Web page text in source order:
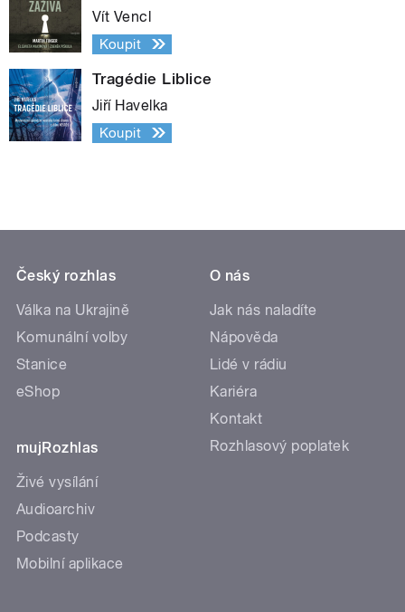
Vít Vencl
Koupit
Tragédie Liblice
Jiří Havelka
Koupit
Český rozhlas
Válka na Ukrajině
Komunální volby
Stanice
eShop
mujRozhlas
Živé vysílání
Audioarchiv
Podcasty
Mobilní aplikace
O nás
Jak nás naladíte
Nápověda
Lidé v rádiu
Kariéra
Kontakt
Rozhlasový poplatek